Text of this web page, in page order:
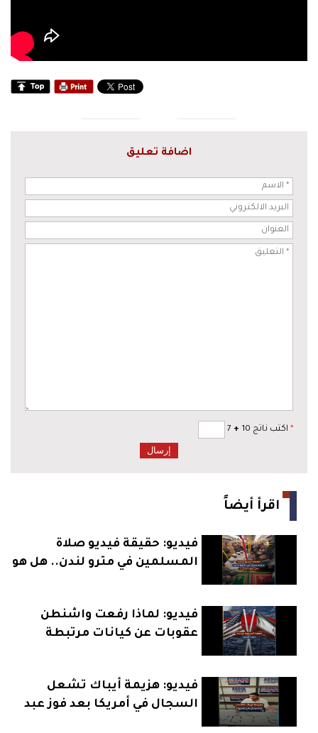
اضافة تعليق
* اكتب ناتج 10 +
اقرأ أيضاً
فيديو: حقيقة فيديو صلاة
المسلمين في مترو لندن.. هل هو
فيديو: لماذا رفعت واشنطن
عقوبات عن كيانات مرتبطة
فيديو: هزيمة أيباك تشعل
السجال في أمريكا بعد فوز عبد